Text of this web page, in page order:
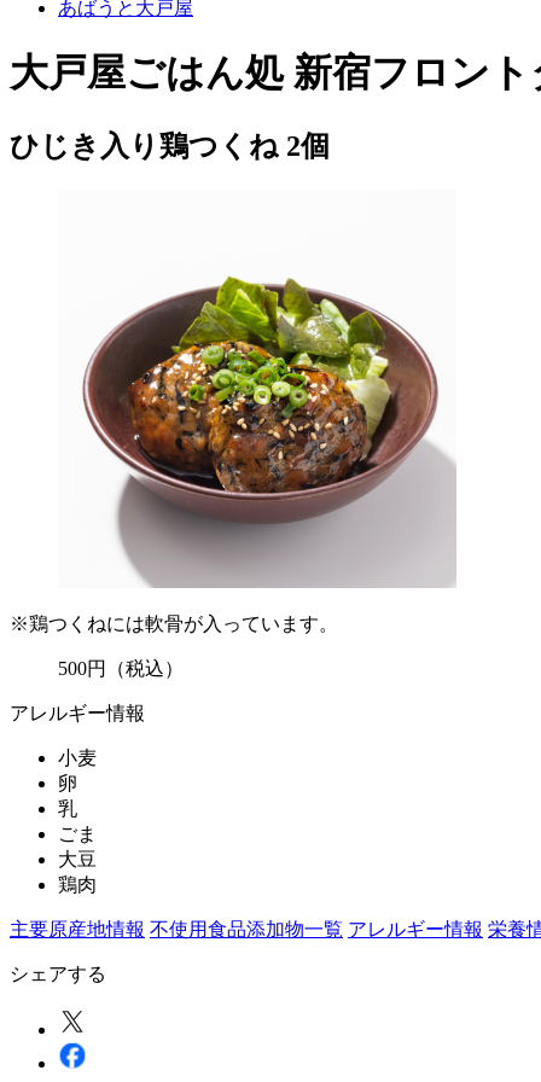
あばうと大戸屋
大戸屋ごはん処 新宿フロン
ひじき入り鶏つくね 2個
※鶏つくねには軟骨が入っています。
500円 （税込）
アレルギー情報
小麦
卵
乳
ごま
大豆
鶏肉
主要原産地情報 不使用食品添加物一覧 アレルギー情報 栄養
シェアする